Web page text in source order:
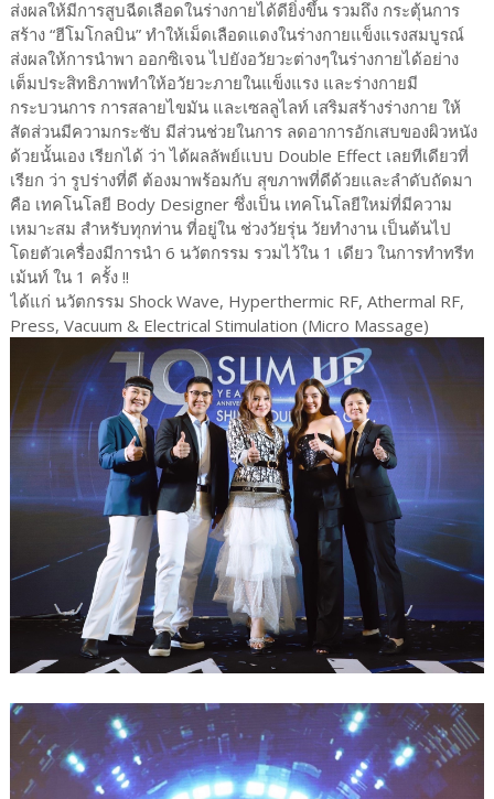
ส่งผลให้มีการสูบฉีดเลือดในร่างกายได้ดียิ่งขึ้น รวมถึง กระตุ้นการ
สร้าง “ฮีโมโกลบิน” ทำให้เม็ดเลือดแดงในร่างกายแข็งแรงสมบูรณ์
ส่งผลให้การนำพา ออกซิเจน ไปยังอวัยวะต่างๆในร่างกายได้อย่าง
เต็มประสิทธิภาพทำให้อวัยวะภายในแข็งแรง และร่างกายมี
กระบวนการ การสลายไขมัน และเซลลูไลท์ เสริมสร้างร่างกาย ให้
สัดส่วนมีความกระชับ มีส่วนช่วยในการ ลดอาการอักเสบของผิวหนัง
ด้วยนั้นเอง เรียกได้ ว่า ได้ผลลัพย์แบบ Double Effect เลยทีเดียวที่
เรียก ว่า รูปร่างที่ดี ต้องมาพร้อมกับ สุขภาพที่ดีด้วยและลำดับถัดมา
คือ เทคโนโลยี Body Designer ซึ่งเป็น เทคโนโลยีใหม่ที่มีความ
เหมาะสม สำหรับทุกท่าน ที่อยู่ใน ช่วงวัยรุ่น วัยทำงาน เป็นต้นไป
โดยตัวเครื่องมีการนำ 6 นวัตกรรม รวมไว้ใน 1 เดียว ในการทำทรีท
เม้นท์ ใน 1 ครั้ง !!
ได้แก่ นวัตกรรม Shock Wave, Hyperthermic RF, Athermal RF,
Press, Vacuum & Electrical Stimulation (Micro Massage)